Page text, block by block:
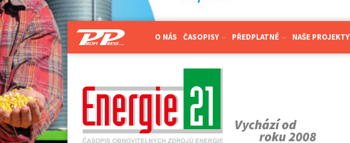
O NÁS ČASOPISY PŘEDPLATNÉ NAŠE PROJEKTY